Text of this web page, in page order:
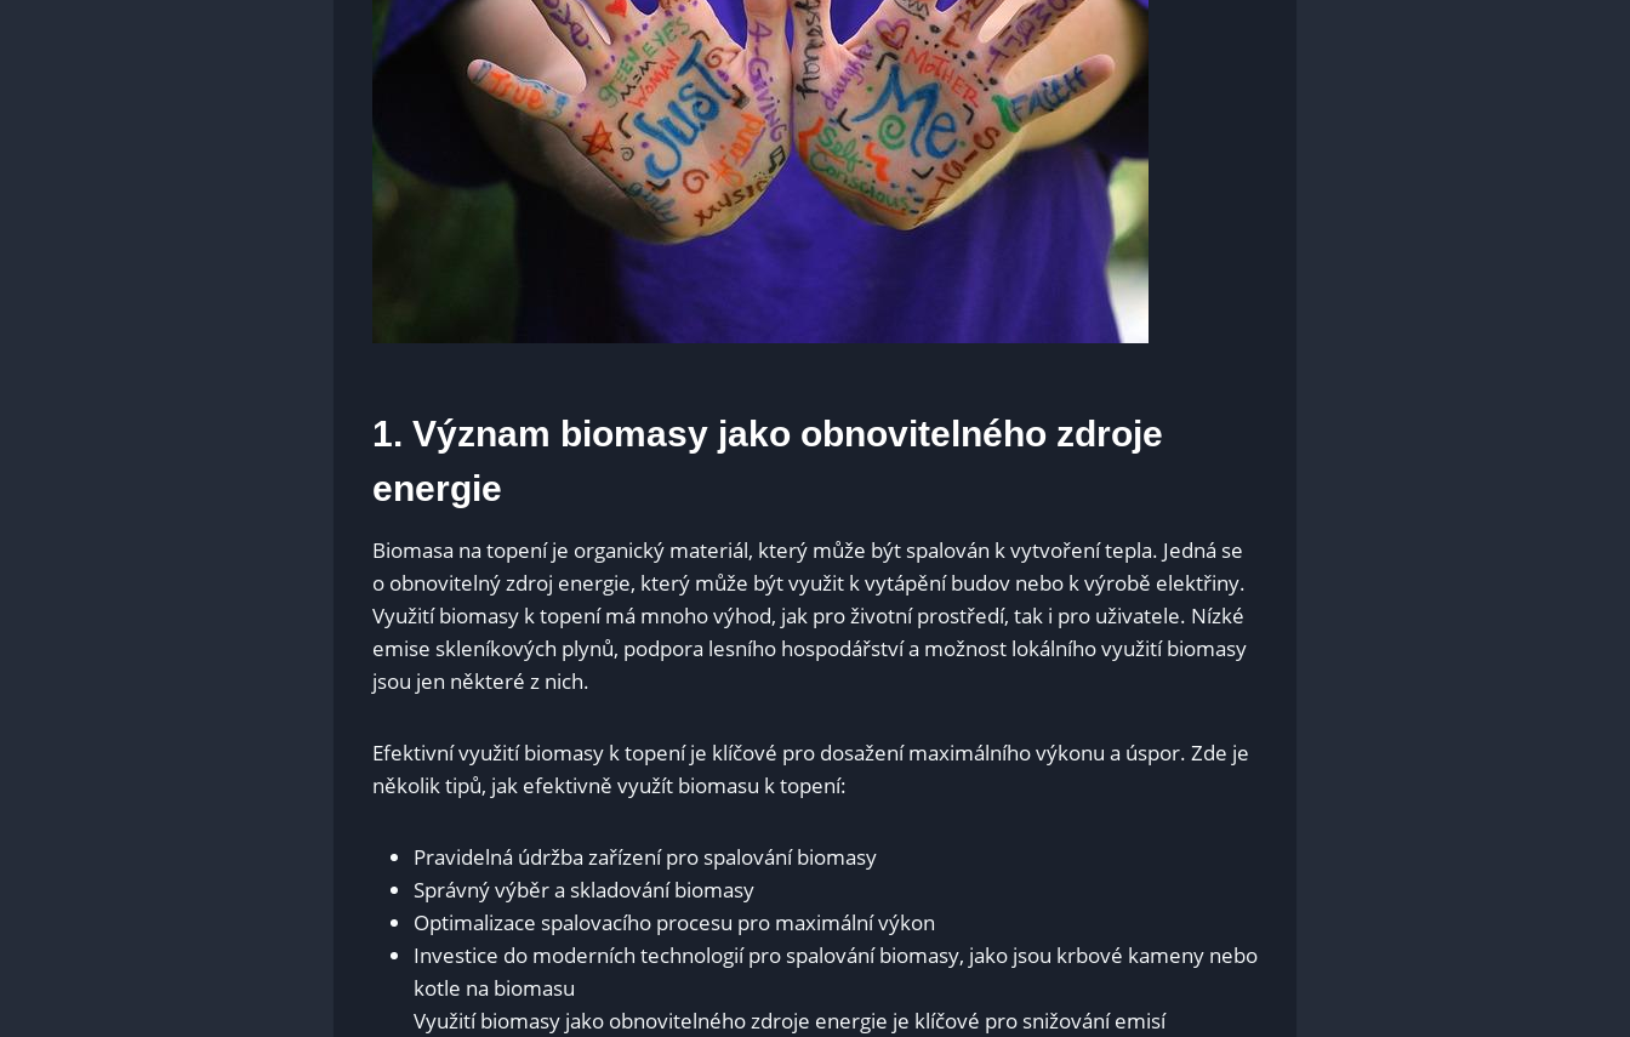
1.‍ Význam​ biomasy ‍jako obnovitelného ​zdroje
energie
Biomasa na topení je organický materiál, který může‌ být spalován⁣ k⁢ vytvoření tepla. Jedná​ se
o obnovitelný ‍zdroj energie, který může být využit k ⁢vytápění budov ‍nebo⁢ k výrobě elektřiny.
Využití biomasy⁢ k topení ​má mnoho výhod,⁢ jak pro⁤ životní prostředí,‍ tak i ⁤pro uživatele. Nízké
emise⁣ skleníkových plynů, ⁢podpora lesního hospodářství a možnost lokálního využití ​biomasy
jsou‍ jen‍ některé z ‌nich.
Efektivní využití biomasy k topení je klíčové‌ pro dosažení maximálního⁤ výkonu a úspor. Zde je
několik tipů,⁤ jak ​efektivně využít biomasu k topení:
Pravidelná údržba zařízení pro spalování ‍biomasy
Správný výběr​ a⁣ skladování⁣ biomasy
Optimalizace spalovacího procesu pro maximální ⁣výkon
Investice ​do moderních ⁢technologií ⁤pro spalování biomasy, ⁣jako‌ jsou krbové kameny nebo
kotle na biomasu
Využití biomasy jako obnovitelného zdroje energie je klíčové pro ​snižování⁤ emisí